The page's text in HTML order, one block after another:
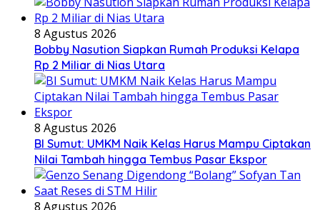
8 Agustus 2026
Bobby Nasution Siapkan Rumah Produksi Kelapa
Rp 2 Miliar di Nias Utara
8 Agustus 2026
BI Sumut: UMKM Naik Kelas Harus Mampu Ciptakan
Nilai Tambah hingga Tembus Pasar Ekspor
8 Agustus 2026